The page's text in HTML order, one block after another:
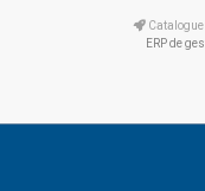
ERP de